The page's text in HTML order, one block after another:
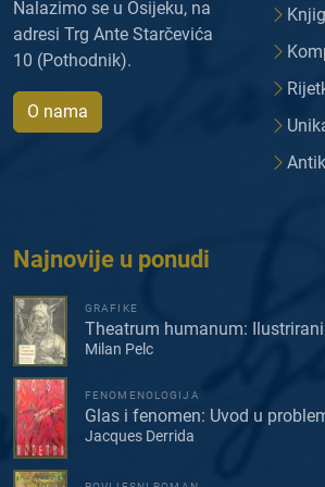
Nalazimo se u Osijeku, na
adresi Trg Ante Starčevića
10 (Pothodnik).
O nama
Najnovije u ponudi
GRAFIKE
Theatrum humanum:
Milan Pelc
FENOMENOLOGIJA
Glas i fenomen: Uvod u
Jacques Derrida